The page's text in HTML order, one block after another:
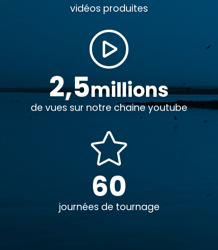
vidéos produites
2,5millions
de vues sur notre chaine youtube
60
journées de tournage